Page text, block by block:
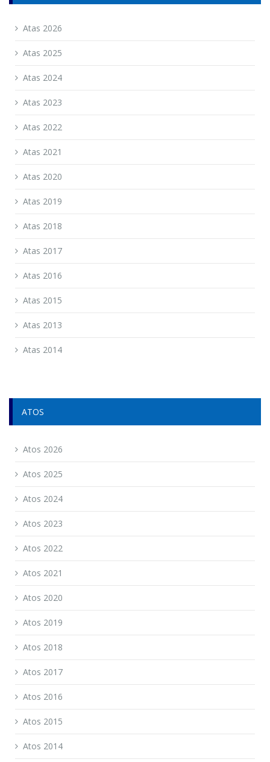
Atas 2026
Atas 2025
Atas 2024
Atas 2023
Atas 2022
Atas 2021
Atas 2020
Atas 2019
Atas 2018
Atas 2017
Atas 2016
Atas 2015
Atas 2013
Atas 2014
ATOS
Atos 2026
Atos 2025
Atos 2024
Atos 2023
Atos 2022
Atos 2021
Atos 2020
Atos 2019
Atos 2018
Atos 2017
Atos 2016
Atos 2015
Atos 2014